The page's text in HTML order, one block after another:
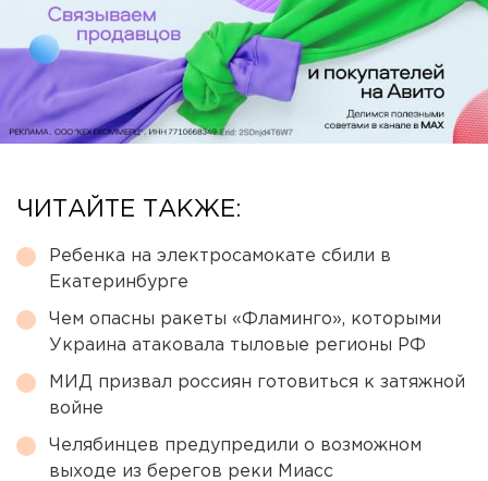
ЧИТАЙТЕ ТАКЖЕ:
Ребенка на электросамокате сбили в
Екатеринбурге
Чем опасны ракеты «Фламинго», которыми
Украина атаковала тыловые регионы РФ
МИД призвал россиян готовиться к затяжной
войне
Челябинцев предупредили о возможном
выходе из берегов реки Миасс